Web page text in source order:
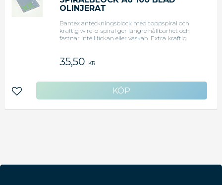
OLINJERAT
Bantex anteckningsblock med toppspiral och
kraftig wire-o-spiral ger längre hållbarhet och
fastnar inte i fickan eller väskan. Extra kraftig
perfekt för m - Format: A6 - Linjering: Olinjerat -
Papperskvalitet: 70 g - Antal ark: 100 - Hålning:
35,50 KR
Lägg till i favoriter